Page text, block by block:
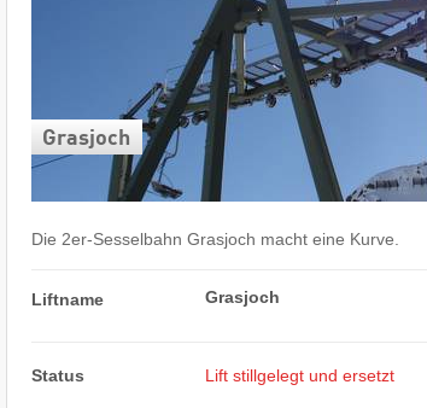
Grasjoch
Die 2er-Sesselbahn Grasjoch macht eine Kurve.
Liftname Grasjoch
Status Lift stillgelegt und ersetzt